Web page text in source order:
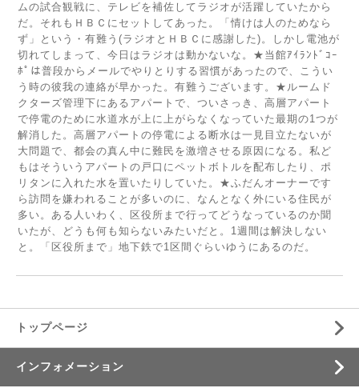
ムの試合観戦に、テレビを補佐してラジオが活躍していたから
だ。それもＨＢＣにセットしてあった。「情けは人のためなら
ず」という・有難う(ラジオとＨＢＣに感謝した)。しかし電池が
切れてしまって、今日はラジオは動かないな。★当館ｱｲﾗﾝﾄﾞｺｰ
ﾎﾟは普段からメールでやりとりする習慣があったので、こうい
う時の彼我の連絡が早かった。有難うございます。★ルームド
クターズ管理下にあるアパートで、ついさっき、高層アパート
で停電のために水道水が上に上がらなくなっていた最期の1つが
解消した。高層アパートの停電による断水は一見目立たないが
大問題で、都会の真ん中に難民を激増させる原因になる。私ど
もはそういうアパートの戸口にペットボトルを配布したり、ポ
リタンに入れた水を置いたりしていた。★ふだんオーナーです
ら訪問を嫌われることが多いのに、なんとなく外にいる住民が
多い。ある人いわく、区役所まで行ってどうなっているのか聞
いたが、どうも何も知らないみたいだと。1週間は解決しない
と。「区役所まで」地下鉄で1区間ぐらいゆうにあるのだ。
トップページ
インフォメーション